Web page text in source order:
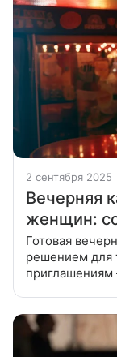
2 сентября 2025
Вечерняя
женщин:
Готовая
решением для